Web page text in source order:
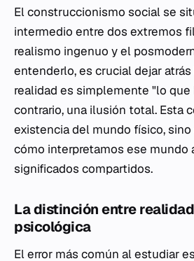
El construccionismo social se
intermedio entre dos extremos
realismo ingenuo y el
entenderlo, es crucial dejar
realidad es simplemente "lo que
contrario, una ilusión total. Esta
existencia del mundo físico,
cómo interpretamos ese mundo
significados compartidos.
La distinción entre
psicológica
El error más común al estudiar